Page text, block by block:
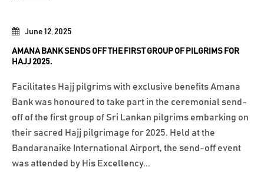
June 12, 2025
AMANA BANK SENDS OFF THE FIRST GROUP OF PILGRIMS FOR
HAJJ 2025.
Facilitates Hajj pilgrims with exclusive benefits Amana
Bank was honoured to take part in the ceremonial send-
off of the first group of Sri Lankan pilgrims embarking on
their sacred Hajj pilgrimage for 2025. Held at the
Bandaranaike International Airport, the send-off event
was attended by His Excellency...